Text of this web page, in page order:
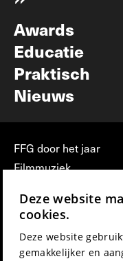
Awards
Educatie
Praktisch
Nieuws
FFG door het jaar
Filmmuziek
Press & Industry
Film Fest Friends
Deze website
cookies.
Deze website
gemakkelijker en